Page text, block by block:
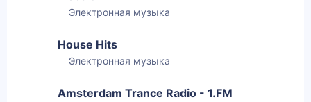
Электронная музыка
House Hits
Электронная музыка
Amsterdam Trance Radio - 1.FM